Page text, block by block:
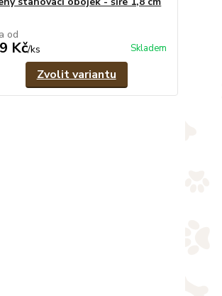
od
Kč/ks Skladem
Zvolit variantu